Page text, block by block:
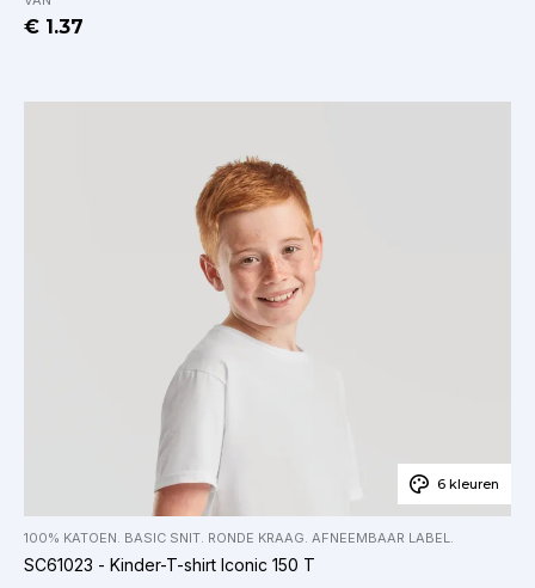
€ 1.37
6 kleuren
100% KATOEN. BASIC SNIT. RONDE KRAAG. AFNEEMBAAR LABEL.
SC61023 - Kinder-T-shirt Iconic 150 T